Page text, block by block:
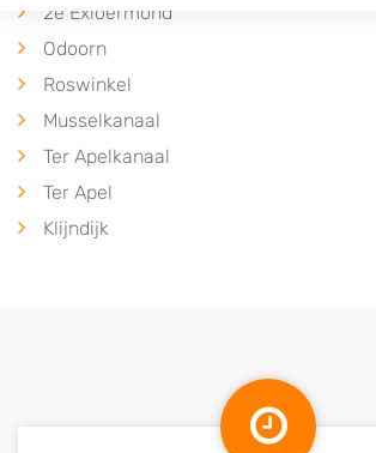
2e Exloërmond
Odoorn
Roswinkel
Musselkanaal
Ter Apelkanaal
Ter Apel
Klijndijk